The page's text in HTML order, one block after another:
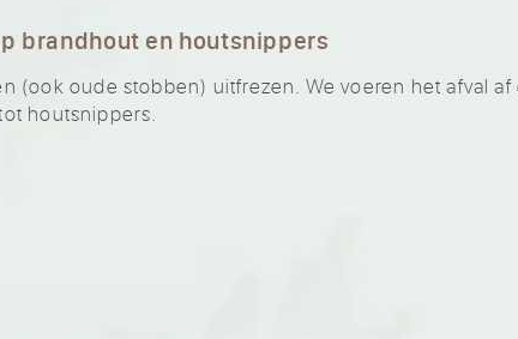
brandhout en houtsnippers
(ook oude stobben) uitfrezen. We voeren het afval
houtsnippers.